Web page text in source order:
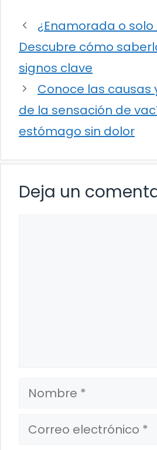
¿Enamorada o
Descubre cómo
signos clave
Conoce las causas
de la sensación de
estómago sin dolor
Deja un
Nombre
Correo
electrónico